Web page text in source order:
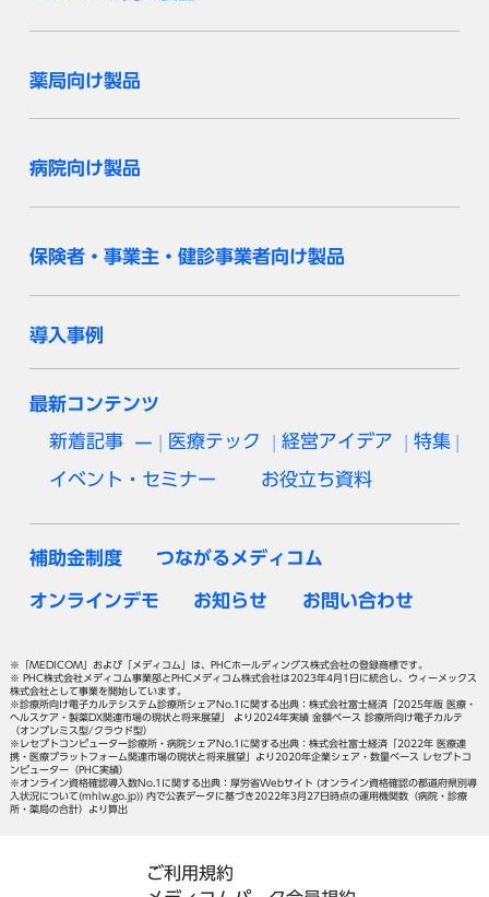
薬局向け製品
病院向け製品
保険者・事業主・健診事業者向け製品
導入事例
最新コンテンツ
新着記事 医療テック 経営アイデア 特集
イベント・セミナー お役立ち資料
補助金制度 つながるメディコム
オンラインデモ お知らせ お問い合わせ
※「MEDICOM」および「メディコム」は、PHCホールディングス株式会社の登録商標です。
※ PHC株式会社メディコム事業部とPHCメディコム株式会社は2023年4月1日に統合し、ウィーメックス
株式会社として事業を開始しています。
※診療所向け電子カルテシステム診療所シェアNo.1に関する出典：株式会社富士経済「2025年版 医療・
ヘルスケア・製薬DX関連市場の現状と将来展望」 より2024年実績 金額ベース 診療所向け電子カルテ
（オンプレミス型/クラウド型）
※レセプトコンピューター診療所・病院シェアNo.1に関する出典：株式会社富士経済「2022年 医療連
携・医療プラットフォーム関連市場の現状と将来展望」より2020年企業シェア・数量ベース レセプトコ
ンピューター（PHC実績）
※オンライン資格確認導入数No.1に関する出典：厚労省Webサイト (オンライン資格確認の都道府県別導
入状況について(mhlw.go.jp)) 内で公表データに基づき2022年3月27日時点の運用機関数（病院・診療
所・薬局の合計）より算出
ご利用規約